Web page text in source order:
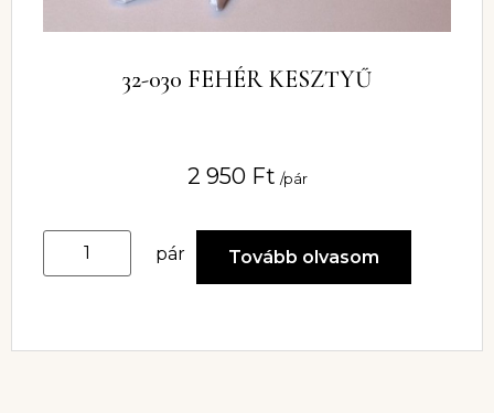
32-030 FEHÉR KESZTYŰ
2 950 Ft /pár
pár Tovább olvasom